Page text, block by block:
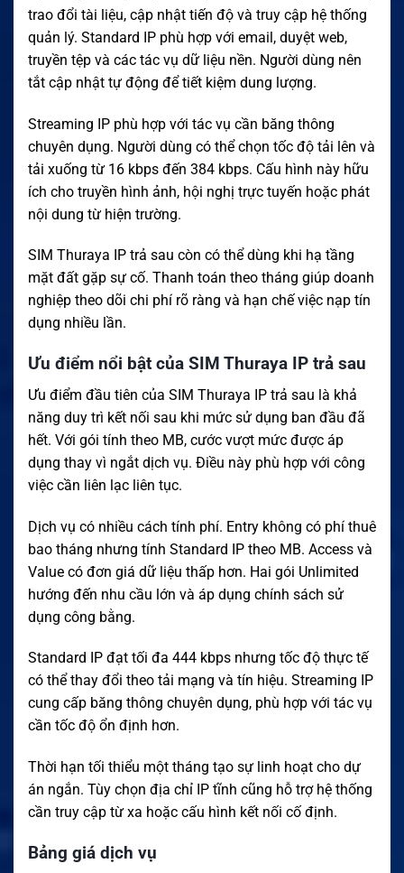
trao đổi tài liệu, cập nhật tiến độ và truy cập hệ thống
quản lý. Standard IP phù hợp với email, duyệt web,
truyền tệp và các tác vụ dữ liệu nền. Người dùng nên
tắt cập nhật tự động để tiết kiệm dung lượng.
Streaming IP phù hợp với tác vụ cần băng thông
chuyên dụng. Người dùng có thể chọn tốc độ tải lên và
tải xuống từ 16 kbps đến 384 kbps. Cấu hình này hữu
ích cho truyền hình ảnh, hội nghị trực tuyến hoặc phát
nội dung từ hiện trường.
SIM Thuraya IP trả sau còn có thể dùng khi hạ tầng
mặt đất gặp sự cố. Thanh toán theo tháng giúp doanh
nghiệp theo dõi chi phí rõ ràng và hạn chế việc nạp tín
dụng nhiều lần.
Ưu điểm nổi bật của SIM Thuraya IP trả sau
Ưu điểm đầu tiên của SIM Thuraya IP trả sau là khả
năng duy trì kết nối sau khi mức sử dụng ban đầu đã
hết. Với gói tính theo MB, cước vượt mức được áp
dụng thay vì ngắt dịch vụ. Điều này phù hợp với công
việc cần liên lạc liên tục.
Dịch vụ có nhiều cách tính phí. Entry không có phí thuê
bao tháng nhưng tính Standard IP theo MB. Access và
Value có đơn giá dữ liệu thấp hơn. Hai gói Unlimited
hướng đến nhu cầu lớn và áp dụng chính sách sử
dụng công bằng.
Standard IP đạt tối đa 444 kbps nhưng tốc độ thực tế
có thể thay đổi theo tải mạng và tín hiệu. Streaming IP
cung cấp băng thông chuyên dụng, phù hợp với tác vụ
cần tốc độ ổn định hơn.
Thời hạn tối thiểu một tháng tạo sự linh hoạt cho dự
án ngắn. Tùy chọn địa chỉ IP tĩnh cũng hỗ trợ hệ thống
cần truy cập từ xa hoặc cấu hình kết nối cố định.
Bảng giá dịch vụ